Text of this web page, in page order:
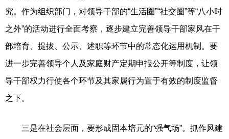
究。作为组织部门，对领导干部的“生活圈”“社交圈”等“八小时
之外”的活动进行全面考察，逐步建立完善领导干部家风在干
部培育、提拔、公示、述职等环节中的常态化运用机制。要
进一步完善领导个人及家庭财产定期申报公开等制度，让领
导干部权力行使各个环节及其家属行为置于有效的制度监督
之下。
三是在社会层面，要形成固本培元的“强气场”。抓作风建